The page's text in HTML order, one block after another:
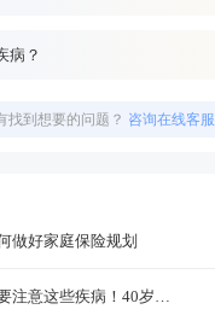
病？
找到想要的问题？ 咨询在线客服
做好家庭保险规划
病！40岁的这个疾病最需要注意！